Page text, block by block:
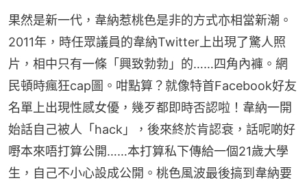
果然是新一代，韋納惹桃色是非的方式亦相當新潮。
2011年，時任眾議員的韋納Twitter上出現了驚人照
片，相中只有一條「興致勃勃」的……四角內褲。網
民頓時瘋狂cap圖。咁點算？就像特首Facebook好友
名單上出現性感女優，幾歹都即時否認啦！韋納一開
始話自己被人「hack」，後來終於肯認衰，話呢啲好
嘢本來唔打算公開……本打算私下傳給一個21歲大學
生，自己不小心設成公開。桃色風波最後搞到韋納要